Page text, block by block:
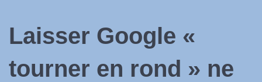
Laisser Google «
tourner en rond » ne